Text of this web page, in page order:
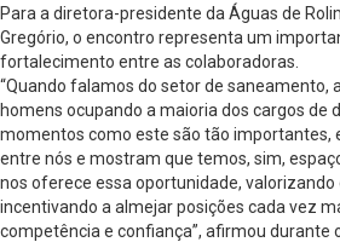
Para a diretora-presidente da Águas de
Gregório, o encontro representa um
fortalecimento entre as colaboradoras.
“Quando falamos do setor de saneamento,
homens ocupando a maioria dos cargos de
momentos como este são tão importantes,
entre nós e mostram que temos, sim,
nos oferece essa oportunidade,
incentivando a almejar posições cada vez
competência e confiança”, afirmou durante